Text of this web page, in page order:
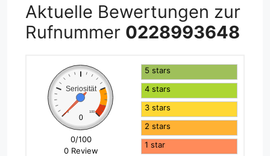
Aktuelle Bewertungen zur
Rufnummer 0228993648
Seriosität
0 100
0
0/100
0 Review
5 stars
4 stars
3 stars
2 stars
1 star